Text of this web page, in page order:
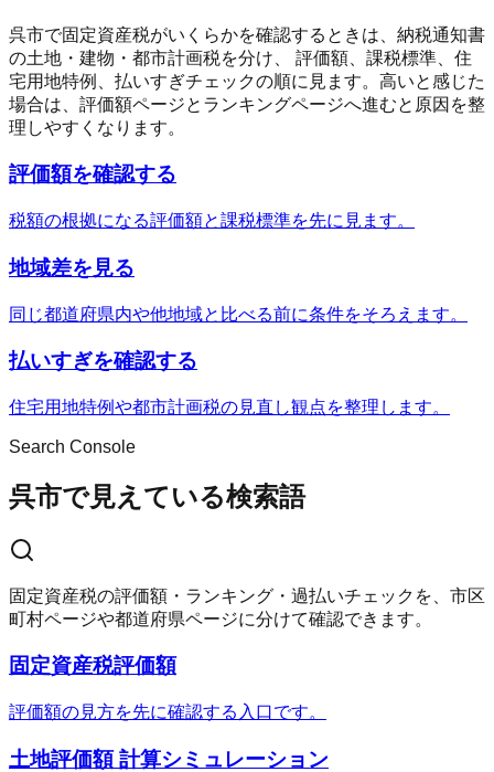
呉市で固定資産税がいくらかを確認するときは、納税通知書
の土地・建物・都市計画税を分け、 評価額、課税標準、住
宅用地特例、払いすぎチェックの順に見ます。高いと感じた
場合は、評価額ページとランキングページへ進むと原因を整
理しやすくなります。
評価額を確認する
税額の根拠になる評価額と課税標準を先に見ます。
地域差を見る
同じ都道府県内や他地域と比べる前に条件をそろえます。
払いすぎを確認する
住宅用地特例や都市計画税の見直し観点を整理します。
Search Console
呉市で見えている検索語
固定資産税の評価額・ランキング・過払いチェックを、市区
町村ページや都道府県ページに分けて確認できます。
固定資産税評価額
評価額の見方を先に確認する入口です。
土地評価額 計算シミュレーション